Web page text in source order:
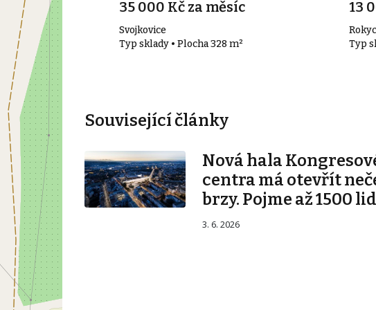
m²
35 000 Kč za měsíc
Svojkovice
Typ sklady • Plocha 328 m²
13
Typ
Související články
Nová hala
centra má otevřít
brzy. Pojme až 1500
3. 6. 2026